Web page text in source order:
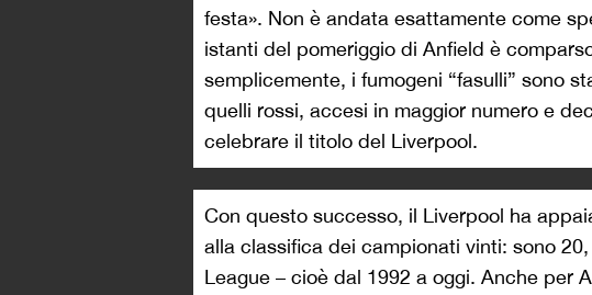
festa». Non è andata esattamente come
istanti del pomeriggio di Anfield è
semplicemente, i fumogeni “fasulli” sono
quelli rossi, accesi in maggior numero e
celebrare il titolo del Liverpool.
Con questo successo, il Liverpool ha
alla classifica dei campionati vinti: sono
League – cioè dal 1992 a oggi. Anche per